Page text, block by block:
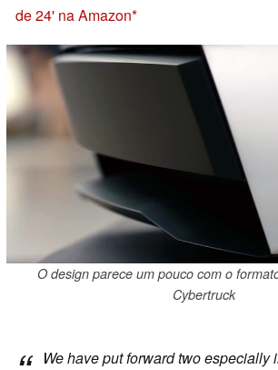
de 24' na Amazon
O design parece um pouco com o
Cybertruck
We have put forward two especially